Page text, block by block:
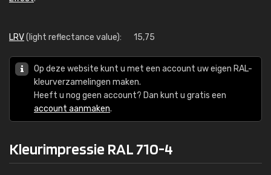
LRV(light reflectance value): 15,75
Op deze website kunt u met een account uw eigen RAL-
kleurverzamelingen maken.
Heeft u nog geen account? Dan kunt u gratis een
account aanmaken.
Kleurimpressie RAL 710-4